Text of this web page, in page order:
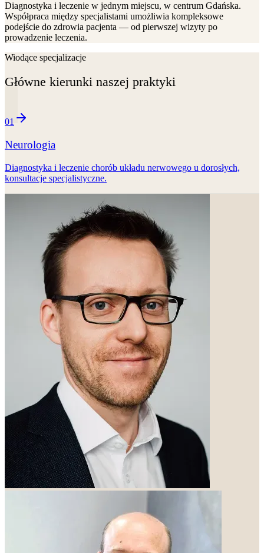
Diagnostyka i leczenie w jednym miejscu, w centrum Gdańska.
Współpraca między specjalistami umożliwia kompleksowe
podejście do zdrowia pacjenta — od pierwszej wizyty po
prowadzenie leczenia.
Wiodące specjalizacje
Główne kierunki naszej praktyki
01
Neurologia
Diagnostyka i leczenie chorób układu nerwowego u dorosłych,
konsultacje specjalistyczne.